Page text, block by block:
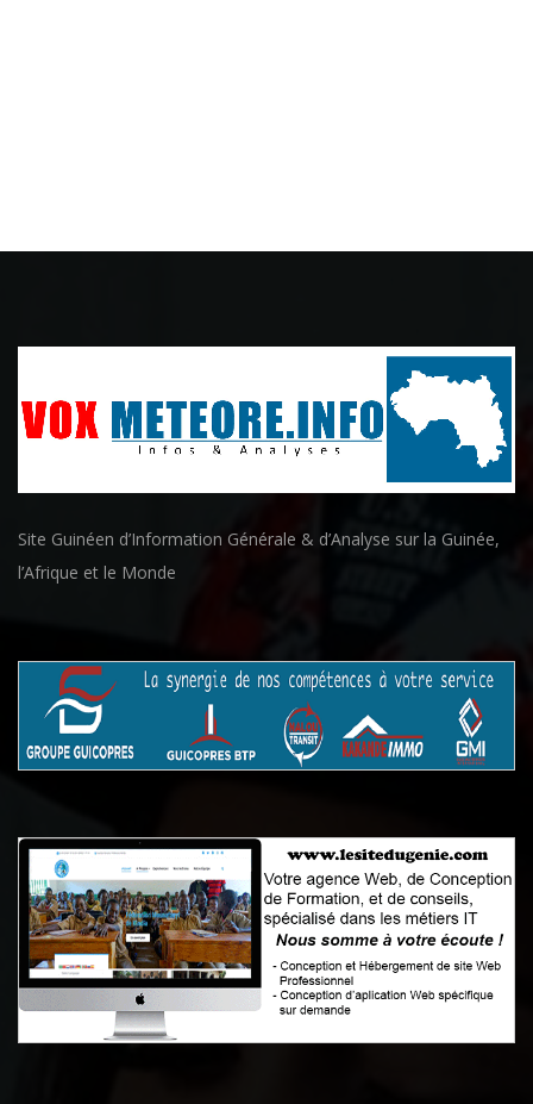
Site Guinéen d’Information Générale & d’Analyse sur la Guinée,
l’Afrique et le Monde